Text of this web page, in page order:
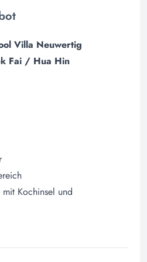
Villa Neuwertig
Fai / Hua Hin
Kochinsel und